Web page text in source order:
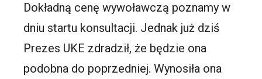
Dokładną cenę wywoławczą poznamy w
dniu startu konsultacji. Jednak już dziś
Prezes UKE zdradził, że będzie ona
podobna do poprzedniej. Wynosiła ona